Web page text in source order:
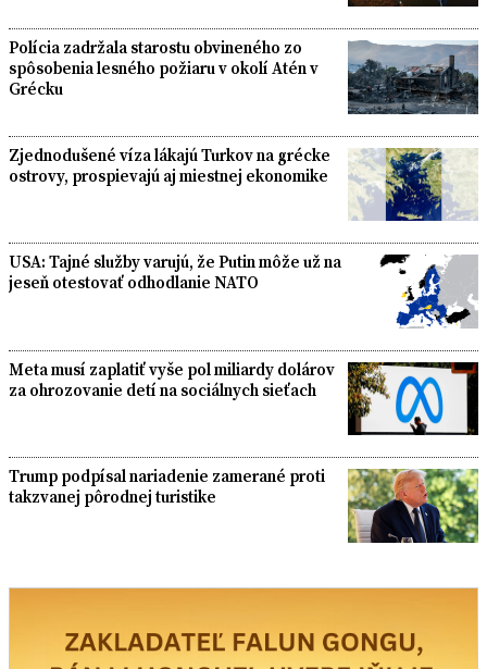
Polícia zadržala starostu obvineného zo
spôsobenia lesného požiaru v okolí Atén v
Grécku
Zjednodušené víza lákajú Turkov na grécke
ostrovy, prospievajú aj miestnej ekonomike
USA: Tajné služby varujú, že Putin môže už na
jeseň otestovať odhodlanie NATO
Meta musí zaplatiť vyše pol miliardy dolárov
za ohrozovanie detí na sociálnych sieťach
Trump podpísal nariadenie zamerané proti
takzvanej pôrodnej turistike